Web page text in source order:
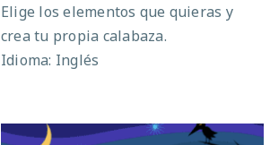
Elige los elementos que quieras y
crea tu propia calabaza.
Idioma: Inglés